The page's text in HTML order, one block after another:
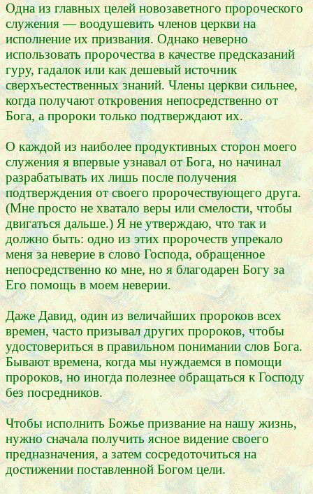
Одна из главных целей новозаветного пророческого
служения — воодушевить членов церкви на
исполнение их призвания. Однако неверно
использовать пророчества в качестве предсказаний
гуру, гадалок или как дешевый источник
сверхъестественных знаний. Члены церкви сильнее,
когда получают откровения непосредственно от
Бога, а пророки только подтверждают их.
О каждой из наиболее продуктивных сторон моего
служения я впервые узнавал от Бога, но начинал
разрабатывать их лишь после получения
подтверждения от своего пророчествующего друга.
(Мне просто не хватало веры или смелости, чтобы
двигаться дальше.) Я не утверждаю, что так и
должно быть: одно из этих пророчеств упрекало
меня за неверие в слово Господа, обращенное
непосредственно ко мне, но я благодарен Богу за
Его помощь в моем неверии.
Даже Давид, один из величайших пророков всех
времен, часто призывал других пророков, чтобы
удостовериться в правильном понимании слов Бога.
Бывают времена, когда мы нуждаемся в помощи
пророков, но иногда полезнее обращаться к Господу
без посредников.
Чтобы исполнить Божье призвание на нашу жизнь,
нужно сначала получить ясное видение своего
предназначения, а затем сосредоточиться на
достижении поставленной Богом цели.